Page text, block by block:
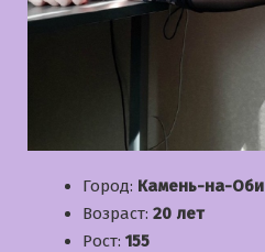
Город: Камень-на-Оби
Возраст: 20 лет
Рост: 155